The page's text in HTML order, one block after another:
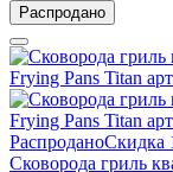
Распродано
РаспроданоСкидка
Сковорода гриль